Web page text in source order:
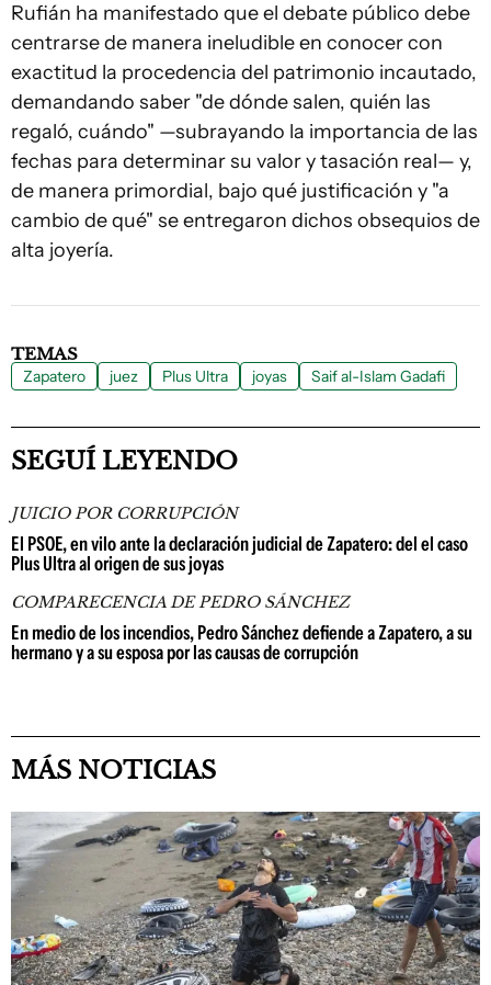
Rufián ha manifestado que el debate público debe
centrarse de manera ineludible en conocer con
exactitud la procedencia del patrimonio incautado,
demandando saber "de dónde salen, quién las
regaló, cuándo" —subrayando la importancia de las
fechas para determinar su valor y tasación real— y,
de manera primordial, bajo qué justificación y "a
cambio de qué" se entregaron dichos obsequios de
alta joyería.
TEMAS
Zapatero juez Plus Ultra joyas Saif al-Islam Gadafi
SEGUÍ LEYENDO
JUICIO POR CORRUPCIÓN
El PSOE, en vilo ante la declaración judicial de Zapatero: del el caso
Plus Ultra al origen de sus joyas
COMPARECENCIA DE PEDRO SÁNCHEZ
En medio de los incendios, Pedro Sánchez defiende a Zapatero, a su
hermano y a su esposa por las causas de corrupción
MÁS NOTICIAS